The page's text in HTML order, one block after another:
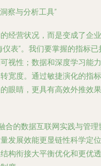
察与分析工具”
经营状况，而是变成了企业
表”。我们要掌握的指标已
视性；数据和深度学习能力
宽度。通过敏捷演化的指标
眼睛，更具有高效外推效果
合的数据互联网实践与管理
发展效能更显链性科学定位
构衔接大平衡优化和更优透